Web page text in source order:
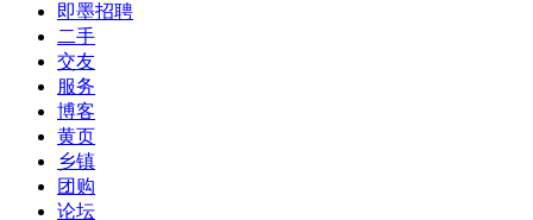
即墨招聘
二手
交友
服务
博客
黄页
乡镇
团购
论坛